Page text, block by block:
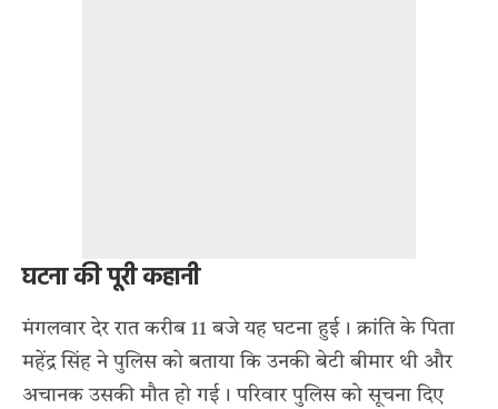
घटना की पूरी कहानी
मंगलवार देर रात करीब 11 बजे यह घटना हुई। क्रांति के पिता
महेंद्र सिंह ने पुलिस को बताया कि उनकी बेटी बीमार थी और
अचानक उसकी मौत हो गई। परिवार पुलिस को सूचना दिए